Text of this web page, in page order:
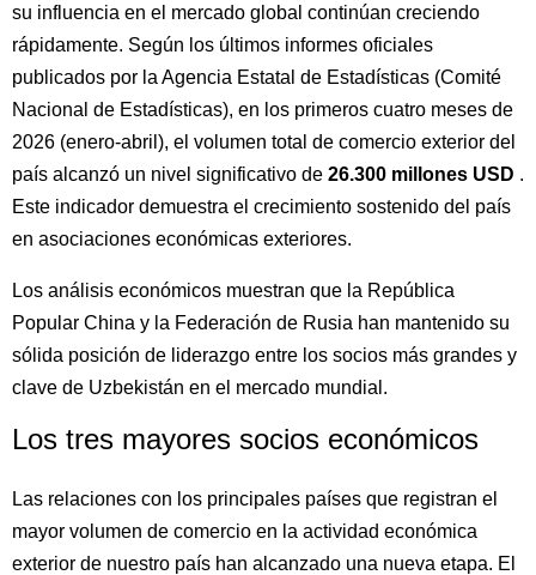
su influencia en el mercado global continúan creciendo
rápidamente. Según los últimos informes oficiales
publicados por la Agencia Estatal de Estadísticas (Comité
Nacional de Estadísticas), en los primeros cuatro meses de
2026 (enero-abril), el volumen total de comercio exterior del
país alcanzó un nivel significativo de 26.300 millones USD .
Este indicador demuestra el crecimiento sostenido del país
en asociaciones económicas exteriores.
Los análisis económicos muestran que la República
Popular China y la Federación de Rusia han mantenido su
sólida posición de liderazgo entre los socios más grandes y
clave de Uzbekistán en el mercado mundial.
Los tres mayores socios económicos
Las relaciones con los principales países que registran el
mayor volumen de comercio en la actividad económica
exterior de nuestro país han alcanzado una nueva etapa. El